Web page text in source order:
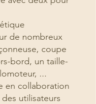
de nombreux
coupe
bord, un taille-
...
en collaboration
utilisateurs